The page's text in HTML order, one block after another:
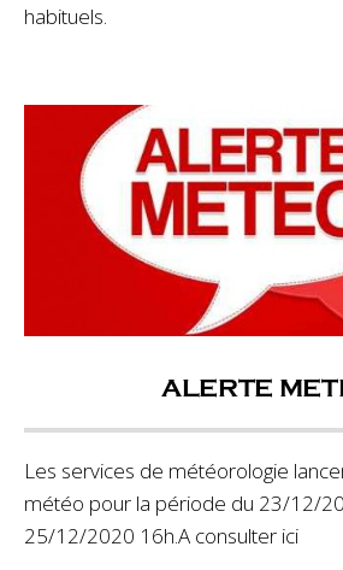
habituels.
ALERTE
Les services de météorologie
météo pour la période du 23/12/
25/12/2020 16h.A consulter ici